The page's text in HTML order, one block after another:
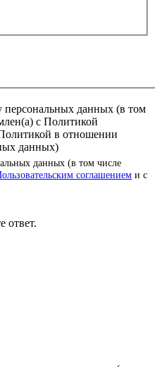
персональных данных (в том
с Политикой
в отношении
данных)
данных (в том числе
соглашением и с
ответ.